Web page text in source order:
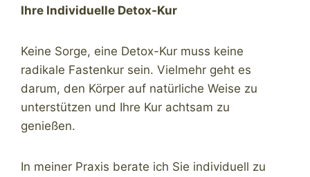
Ihre Individuelle Detox-Kur
Keine Sorge, eine Detox-Kur muss keine
radikale Fastenkur sein. Vielmehr geht es
darum, den Körper auf natürliche Weise zu
unterstützen und Ihre Kur achtsam zu
genießen.
In meiner Praxis berate ich Sie individuell zu